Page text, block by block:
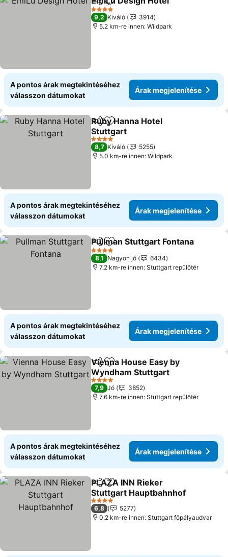
Megosztás
Hozzáadás a kedvencekhez
4 Kategória
9,2 Kiváló
3914
5.2 km-re innen: Wildpark
A pontos árak megtekintéséhez
válasszon dátumokat
Árak megjelenítése
Megosztás
Hozzáadás a kedvencekhez
Ruby Hanna Hotel
Stuttgart
Árak megjelenítése
4 Kategória
8,7 Kiváló
5255
5.0 km-re innen: Wildpark
A pontos árak megtekintéséhez
válasszon dátumokat
Árak megjelenítése
Megosztás
Hozzáadás a kedvencekhez
Pullman Stuttgart Fontana
4 Kategória
8,1 Nagyon jó
6434
7.2 km-re innen: Stuttgart repülőtér
A pontos árak megtekintéséhez
válasszon dátumokat
Árak megjelenítése
Megosztás
Hozzáadás a kedvencekhez
Vienna House Easy by
Wyndham Stuttgart
Árak megjelenítése
4 Kategória
7,9 Jó
3852
7.6 km-re innen: Stuttgart repülőtér
A pontos árak megtekintéséhez
válasszon dátumokat
Árak megjelenítése
Megosztás
Hozzáadás a kedvencekhez
PLAZA INN Rieker
Stuttgart Hauptbahnhof
Árak megjelenítése
4 Kategória
6,8
5277
0.2 km-re innen: Stuttgart főpályaudvar